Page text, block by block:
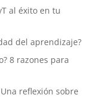
al éxito en tu
del aprendizaje?
8 razones para
reflexión sobre